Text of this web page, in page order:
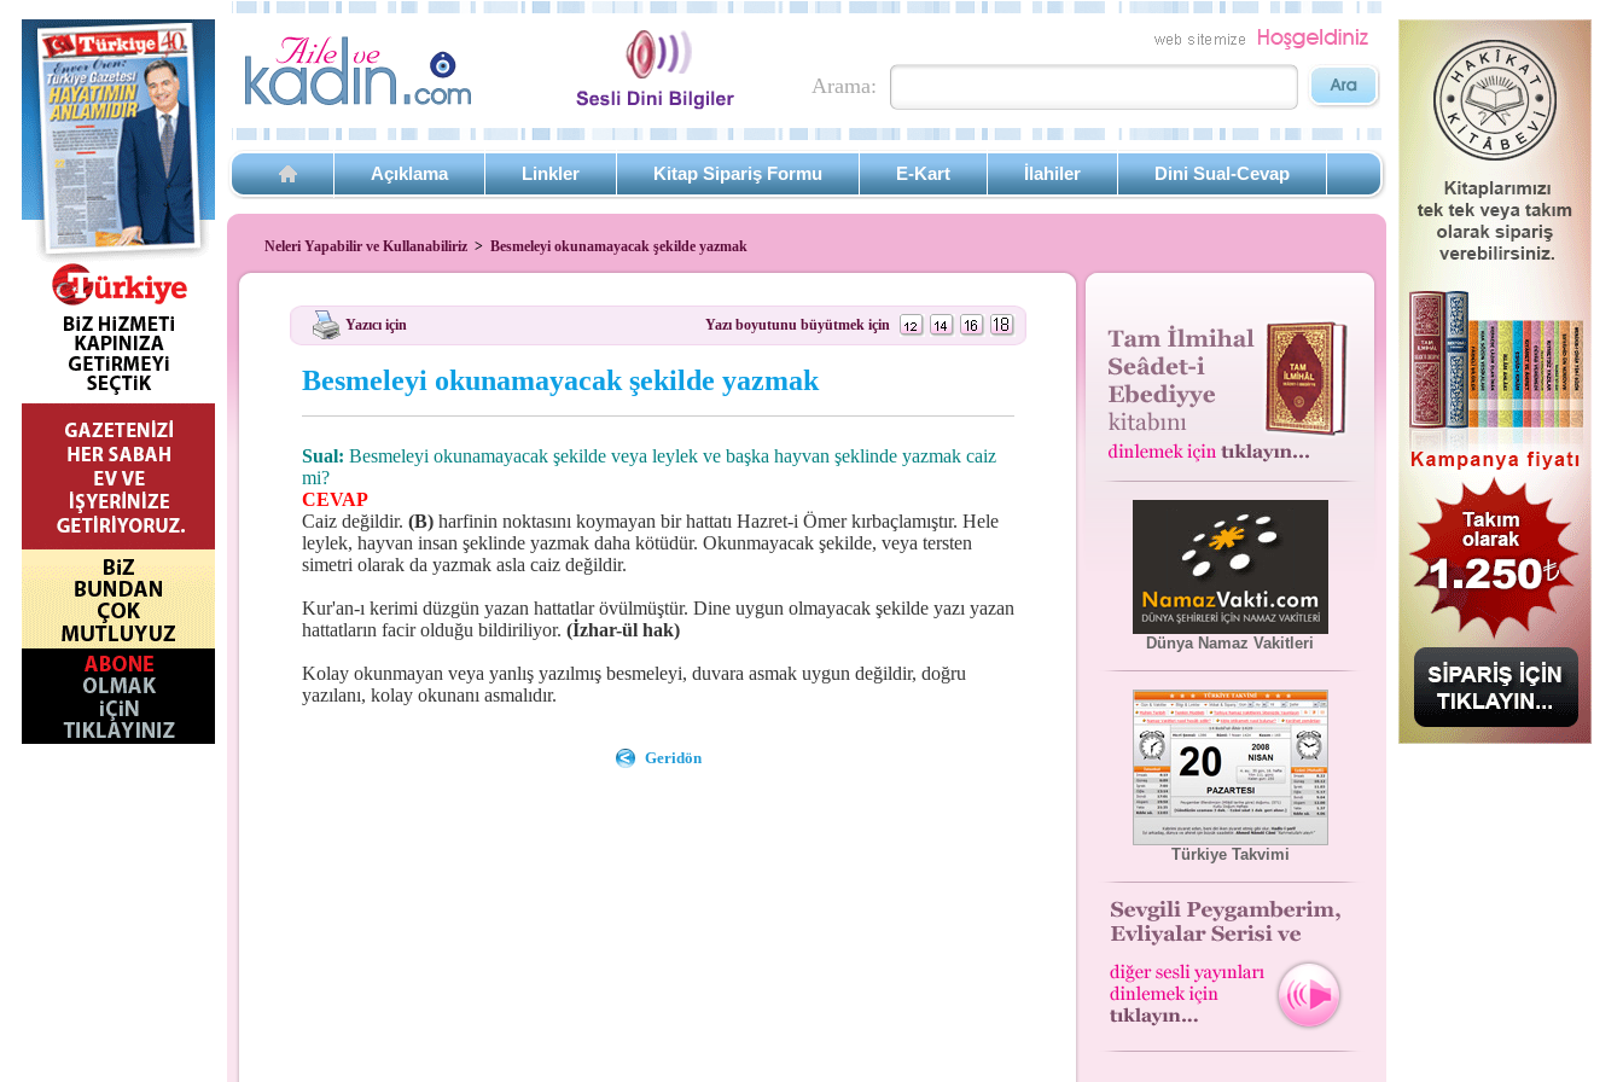
Arama:
Açıklama Linkler Kitap Sipariş Formu E-Kart İlahiler Dini Sual-Cevap
Neleri Yapabilir ve Kullanabiliriz > Besmeleyi okunamayacak şekilde yazmak
Yazıcı için Yazı boyutunu büyütmek için
Besmeleyi okunamayacak şekilde yazmak
Sual: Besmeleyi okunamayacak şekilde veya leylek ve başka hayvan şeklinde yazmak caiz
mi?
CEVAP
Caiz değildir. (B)harfinin noktasını koymayan bir hattatı Hazret-i Ömer kırbaçlamıştır. Hele
leylek, hayvan insan şeklinde yazmak daha kötüdür. Okunmayacak şekilde, veya tersten
simetri olarak da yazmak asla caiz değildir.
Kur'an-ı kerimi düzgün yazan hattatlar övülmüştür. Dine uygun olmayacak şekilde yazı yazan
hattatların facir olduğu bildiriliyor. (İzhar-ül hak)
Kolay okunmayan veya yanlış yazılmış besmeleyi, duvara asmak uygun değildir, doğru
yazılanı, kolay okunanı asmalıdır.
Geridön
Dünya Namaz Vakitleri
Türkiye Takvimi